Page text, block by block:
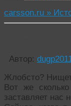
carsson.ru »
Автор:
Жлобсто?
Вот же
заставляет нас